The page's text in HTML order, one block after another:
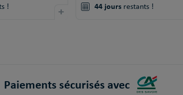
! + 44 joursrestants !
Paiements sécurisés avec